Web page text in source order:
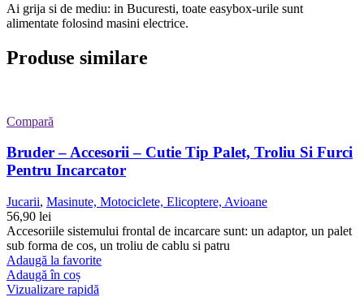
Ai grija si de mediu: in Bucuresti, toate easybox-urile sunt
alimentate folosind masini electrice.
Produse similare
Compară
Bruder – Accesorii – Cutie Tip Palet, Troliu Si Furci
Pentru Incarcator
Jucarii, Masinute, Motociclete, Elicoptere, Avioane
56,90 lei
Accesoriile sistemului frontal de incarcare sunt: un adaptor, un palet
sub forma de cos, un troliu de cablu si patru
Adaugă la favorite
Adaugă în coș
Vizualizare rapidă